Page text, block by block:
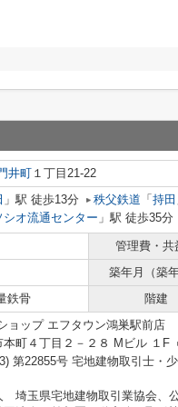
井町 １丁目21-22
」駅 徒歩13分 秩父鉄道 「 持田
シオ流通センター 」駅 徒歩35分
管理費・共
築年月（築
鉄骨 階建
ョップ エフタウン鴻巣駅前店
本町４丁目２－２８ Mビル １F
第22855号 宅地建物取引士・
埼玉県宅地建物取引業協会、